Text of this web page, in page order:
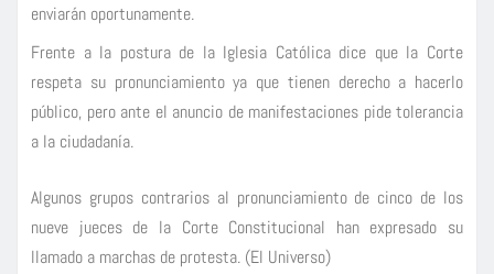
enviarán oportunamente.
Frente a la postura de la Iglesia Católica dice que la Corte
respeta su pronunciamiento ya que tienen derecho a hacerlo
público, pero ante el anuncio de manifestaciones pide tolerancia
a la ciudadanía.
Algunos grupos contrarios al pronunciamiento de cinco de los
nueve jueces de la Corte Constitucional han expresado su
llamado a marchas de protesta. (El Universo)